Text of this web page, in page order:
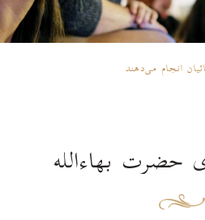
انجام می‌دهند
حضرت بهاءالله